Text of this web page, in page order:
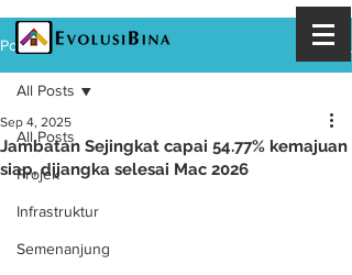
Post
All Posts
Projek
Infrastruktur
Semenanjung
All Posts
Jambatan Sejingkat capai 54.77% kemajuan
siap, dijangka selesai Mac 2026
Sep 4, 2025